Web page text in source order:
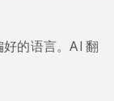
的语言。AI 翻